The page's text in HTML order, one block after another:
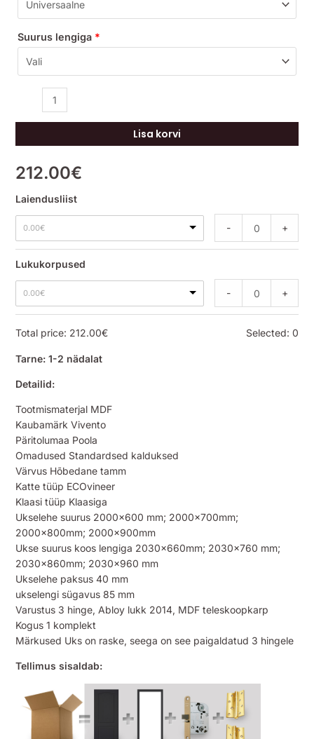
212.00€
Laiendusliist
0.00€ - +
Lukukorpused
0.00€ - +
Total price: 212.00€ Selected: 0
Suurus lengiga *
Lisa korvi
Tarne: 1-2 nädalat
Detailid:
Tootmismaterjal MDF
Kaubamärk Vivento
Päritolumaa Poola
Omadused Standardsed kalduksed
Värvus Hõbedane tamm
Katte tüüp ECOvineer
Klaasi tüüp Klaasiga
Ukselehe suurus 2000×600 mm; 2000x700mm;
2000x800mm; 2000x900mm
Ukse suurus koos lengiga 2030x660mm; 2030×760 mm;
2030x860mm; 2030×960 mm
Ukselehe paksus 40 mm
ukselengi sügavus 85 mm
Varustus 3 hinge, Abloy lukk 2014, MDF teleskoopkarp
Kogus 1 komplekt
Märkused Uks on raske, seega on see paigaldatud 3 hingele
Tellimus sisaldab: